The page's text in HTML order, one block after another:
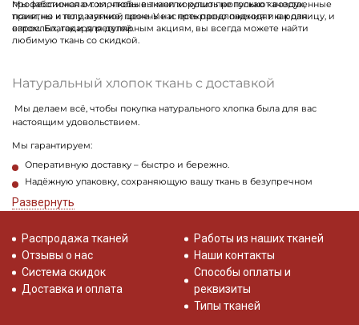
профессионалам: хлопковые ткани хорошо пропускают воздух,
приятны к телу, мягкие, прочные и прекрасно подходят как для
взрослых, так и для детей.
Мы заботимся о том, чтобы вы могли купить не только качественные
ткани, но и по разумной цене. У нас есть предложения и в розницу, и
оптом. Благодаря регулярным акциям, вы всегда можете найти
любимую ткань со скидкой.
Натуральный хлопок ткань с доставкой
Мы делаем всё, чтобы покупка натурального хлопка была для вас
настоящим удовольствием.
Мы гарантируем:
Оперативную доставку – быстро и бережно.
Надёжную упаковку, сохраняющую вашу ткань в безупречном
Не откладывайте творчество на потом! Загляните в наш каталог, чтобы
Сочетайте, творите, создавайте – а мы с радостью возьмем на себя все
заботы по вашему заказу!
Развернуть
Распродажа тканей
Отзывы о нас
Система скидок
Доставка и оплата
Работы из наших тканей
Наши контакты
Способы оплаты и
реквизиты
Типы тканей